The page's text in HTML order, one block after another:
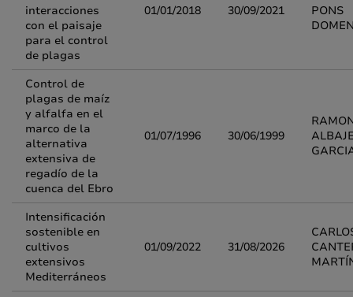
interacciones
con el paisaje
para el control
de plagas
01/01/2018 30/09/2021
PONS
Control de
plagas de maíz
y alfalfa en el
marco de la
alternativa
extensiva de
regadío de la
cuenca del Ebro
01/07/1996 30/06/1999
Intensificación
sostenible en
cultivos
extensivos
Mediterráneos
01/09/2022 31/08/2026